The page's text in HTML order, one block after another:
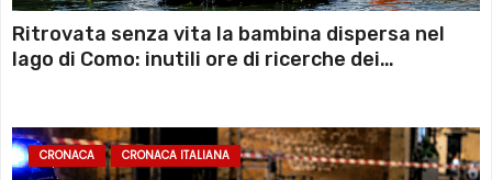
Ritrovata senza vita la bambina dispersa nel
lago di Como: inutili ore di ricerche dei
CRONACA CRONACA ITALIANA